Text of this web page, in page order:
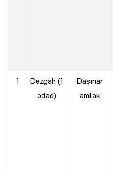
1
Dəzgah (1
ədəd)
Daşınar
əmlak